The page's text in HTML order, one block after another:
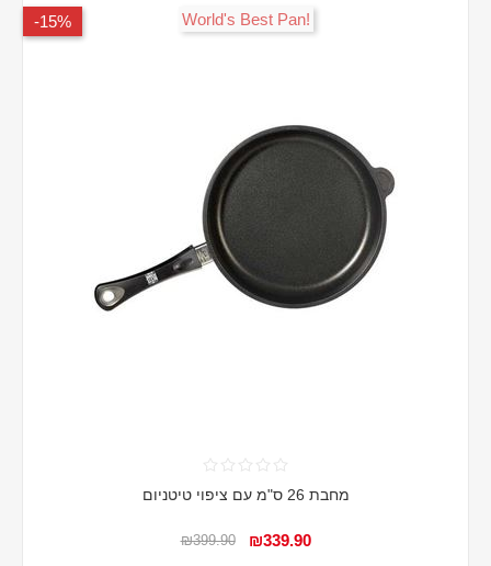
15%- !World's Best Pan
מחבת 26 ס"מ עם ציפוי טיטניום
₪339.90
₪399.90